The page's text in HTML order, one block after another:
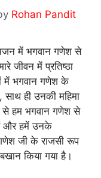
Rohan Pandit
भजन में भगवान गणेश से
जीवन में प्रतिष्ठा
में भगवान गणेश के
ही उनकी महिमा
से हम भगवान गणेश से
और हमें उनके
जी के राजसी रूप
किया गया है।